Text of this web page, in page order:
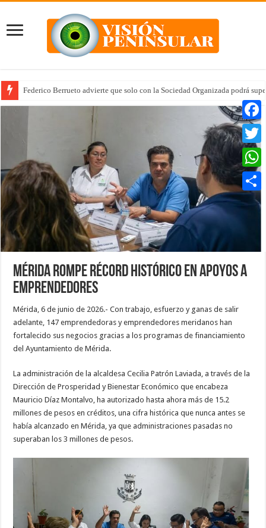
Federico Berrueto advierte que solo con la Sociedad Organizada podrá
Arrancan la tercera etapa de Médico 24/7
Mérida rompe récord histórico en apoyos a
emprendedores
Mérida, 6 de junio de 2026.- Con trabajo, esfuerzo y ganas de salir
adelante, 147 emprendedoras y emprendedores meridanos han
fortalecido sus negocios gracias a los programas de financiamiento
del Ayuntamiento de Mérida.
La administración de la alcaldesa Cecilia Patrón Laviada, a través de la
Dirección de Prosperidad y Bienestar Económico que encabeza
Mauricio Díaz Montalvo, ha autorizado hasta ahora más de 15.2
millones de pesos en créditos, una cifra histórica que nunca antes se
había alcanzado en Mérida, ya que administraciones pasadas no
superaban los 3 millones de pesos.
Twitter